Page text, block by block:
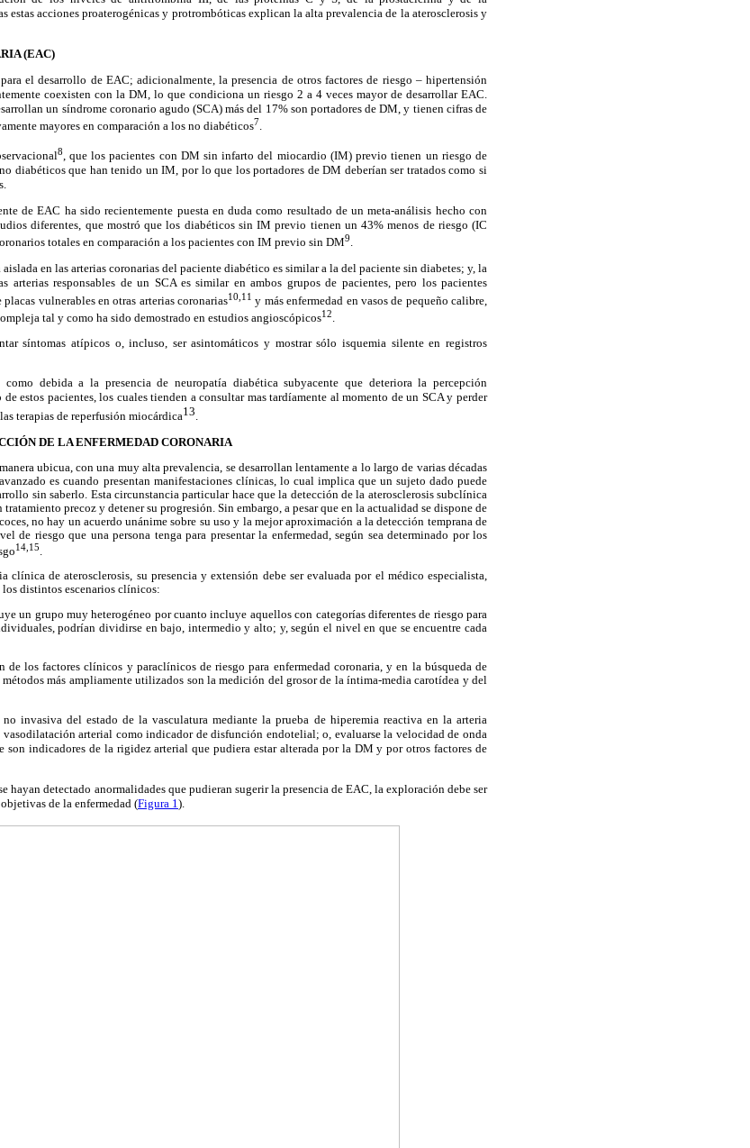
estas acciones proaterogénicas y protrombóticas explican la alta prevalencia de la aterosclerosis y
(EAC)
el desarrollo de EAC; adicionalmente, la presencia de otros factores de riesgo – hipertensión
coexisten con la DM, lo que condiciona un riesgo 2 a 4 veces mayor de desarrollar EAC.
un síndrome coronario agudo (SCA) más del 17% son portadores de DM, y tienen cifras de
mayores en comparación a los no diabéticos7.
8
, que los pacientes con DM sin infarto del miocardio (IM) previo tienen un riesgo de
diabéticos que han tenido un IM, por lo que los portadores de DM deberían ser tratados como si
de EAC ha sido recientemente puesta en duda como resultado de un meta-análisis hecho con
diferentes, que mostró que los diabéticos sin IM previo tienen un 43% menos de riesgo (IC
totales en comparación a los pacientes con IM previo sin DM9.
en las arterias coronarias del paciente diabético es similar a la del paciente sin diabetes; y, la
arterias responsables de un SCA es similar en ambos grupos de pacientes, pero los pacientes
vulnerables en otras arterias coronarias10,11 y más enfermedad en vasos de pequeño calibre,
tal y como ha sido demostrado en estudios angioscópicos12.
síntomas atípicos o, incluso, ser asintomáticos y mostrar sólo isquemia silente en registros
debida a la presencia de neuropatía diabética subyacente que deteriora la percepción
estos pacientes, los cuales tienden a consultar mas tardíamente al momento de un SCA y perder
terapias de reperfusión miocárdica13.
DE LA ENFERMEDAD CORONARIA
ubicua, con una muy alta prevalencia, se desarrollan lentamente a lo largo de varias décadas
es cuando presentan manifestaciones clínicas, lo cual implica que un sujeto dado puede
sin saberlo. Esta circunstancia particular hace que la detección de la aterosclerosis subclínica
precoz y detener su progresión. Sin embargo, a pesar que en la actualidad se dispone de
no hay un acuerdo unánime sobre su uso y la mejor aproximación a la detección temprana de
de riesgo que una persona tenga para presentar la enfermedad, según sea determinado por los
14,15.
clínica de aterosclerosis, su presencia y extensión debe ser evaluada por el médico especialista,
los distintos escenarios clínicos:
un grupo muy heterogéneo por cuanto incluye aquellos con categorías diferentes de riesgo para
podrían dividirse en bajo, intermedio y alto; y, según el nivel en que se encuentre cada
de los factores clínicos y paraclínicos de riesgo para enfermedad coronaria, y en la búsqueda de
más ampliamente utilizados son la medición del grosor de la íntima-media carotídea y del
invasiva del estado de la vasculatura mediante la prueba de hiperemia reactiva en la arteria
arterial como indicador de disfunción endotelial; o, evaluarse la velocidad de onda
indicadores de la rigidez arterial que pudiera estar alterada por la DM y por otros factores de
hayan detectado anormalidades que pudieran sugerir la presencia de EAC, la exploración debe ser
de la enfermedad (Figura 1).